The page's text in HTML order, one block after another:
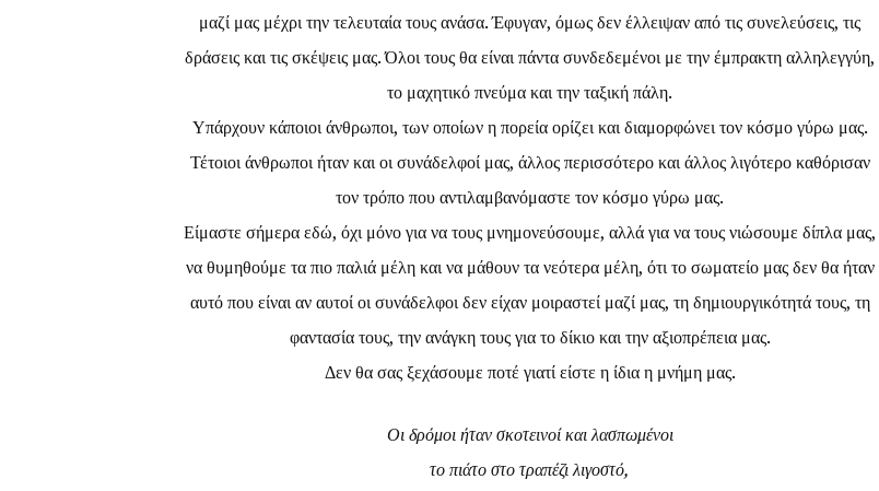
μαζί μας μέχρι την τελευταία τους ανάσα. Έφυγαν, όμως δεν έλλειψαν από τις συνελεύσεις, τις
δράσεις και τις σκέψεις μας. Όλοι τους θα είναι πάντα συνδεδεμένοι με την έμπρακτη αλληλεγγύη,
το μαχητικό πνεύμα και την ταξική πάλη.
Υπάρχουν κάποιοι άνθρωποι, των οποίων η πορεία ορίζει και διαμορφώνει τον κόσμο γύρω μας.
Τέτοιοι άνθρωποι ήταν και οι συνάδελφοί μας, άλλος περισσότερο και άλλος λιγότερο καθόρισαν
τον τρόπο που αντιλαμβανόμαστε τον κόσμο γύρω μας.
Είμαστε σήμερα εδώ, όχι μόνο για να τους μνημονεύσουμε, αλλά για να τους νιώσουμε δίπλα μας,
να θυμηθούμε τα πιο παλιά μέλη και να μάθουν τα νεότερα μέλη, ότι το σωματείο μας δεν θα ήταν
αυτό που είναι αν αυτοί οι συνάδελφοι δεν είχαν μοιραστεί μαζί μας, τη δημιουργικότητά τους, τη
φαντασία τους, την ανάγκη τους για το δίκιο και την αξιοπρέπεια μας.
Δεν θα σας ξεχάσουμε ποτέ γιατί είστε η ίδια η μνήμη μας.
Οι δρόμοι ήταν σκοτεινοί και λασπωμένοι
το πιάτο στο τραπέζι λιγοστό,